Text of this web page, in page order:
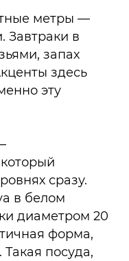
метры —
Завтраки в
запах
здесь
эту
сразу.
в белом
диаметром 20
форма,
посуда,